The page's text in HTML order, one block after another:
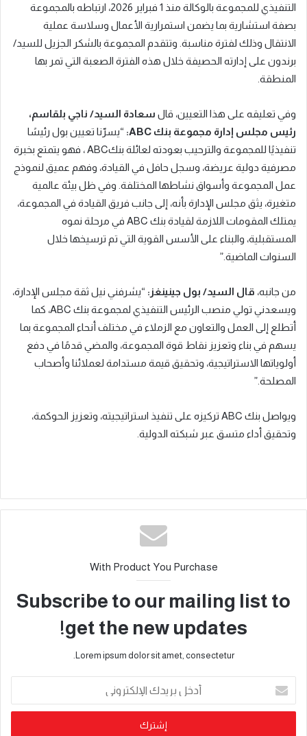
التنفيذي للمجموعة بالوكالة منذ 1 فبراير 2026، ارتباطه بالمجموعة
بصفة استشارية بما يضمن استمرارية الأعمال وسلاسة عملية
الانتقال وذلك لفترة مناسبة. وتتقدم المجموعة بالشكر الجزيل للسيد/
برندون على إدارته الحصيفة خلال هذه الفترة الصعبة التي تمر بها
المنطقة.
وفي تعليقه على هذا التعيين، قال سعادة السيد/ ناجي بلقاسم،
رئيس مجلس إدارة مجموعة بنك ABC
: “يسرّنا تعيين بول رئيسًا
تنفيذيًا للمجموعة والترحيب بعودته لعائلة بنكABC ، فهو يتمتع بخبرة
مصرفية دولية عريضة، وسجل حافل في القيادة، وفهم عميق لنموذج
عمل المجموعة وأسواق نشاطها المختلفة. وفي ظل بيئة عالمية
متغيرة، يثق مجلس الإدارة بأنه، إلى جانب فريق القيادة في المجموعة،
يمتلك المقومات اللازمة لقيادة بنك ABC في مرحلة نموه
المستقبلية، والبناء على الأسس القوية التي تم ترسيخها خلال
السنوات الماضية.”
من جانبه، قال السيد/ بول جينينغز: “يشرفني نيل ثقة مجلس الإدارة،
ويسعدني تولي منصب الرئيس التنفيذي لمجموعة بنك ABC، كما
أتطلع إلى العمل والتعاون مع الزملاء في مختلف أنحاء المجموعة بما
يسهم في بناء وتعزيز نقاط قوة المجموعة، والمضي قدمًا في دفع
أولوياتها الاستراتيجية، وتحقيق قيمة مستدامة لعملائنا وأصحاب
المصلحة.”
ويواصل بنك ABC تركيزه على تنفيذ استراتيجيته، وتعزيز الحوكمة،
وتحقيق أداء متسق عبر شبكته الدولية.
With Product You Purchase
Subscribe to our mailing list to
get the new updates!
Lorem ipsum dolor sit amet, consectetur.